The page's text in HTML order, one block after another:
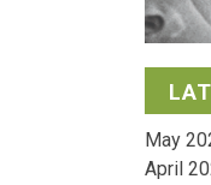
May
April